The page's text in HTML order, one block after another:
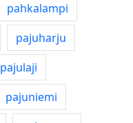
pahkalampi
pajuharju
pajulaji
pajuniemi